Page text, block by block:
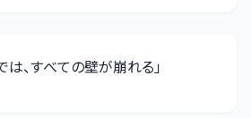
は、すべての壁が崩れる」